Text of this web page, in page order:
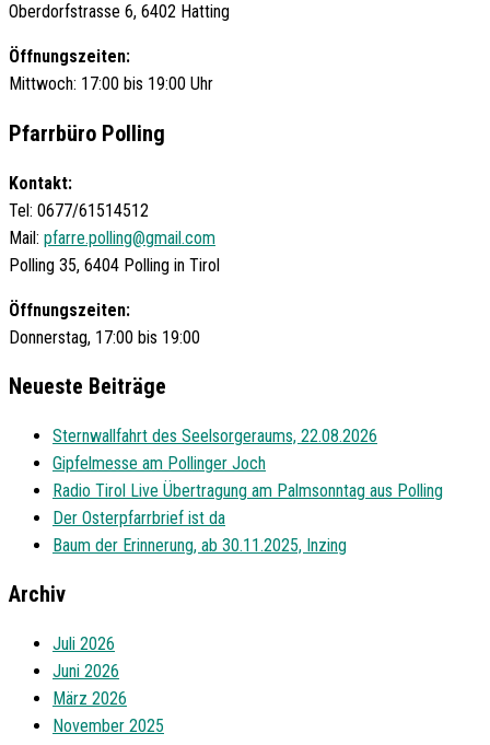
Oberdorfstrasse 6, 6402 Hatting
Öffnungszeiten:
Mittwoch: 17:00 bis 19:00 Uhr
Pfarrbüro Polling
Kontakt:
Tel: 0677/61514512
Mail: pfarre.polling@gmail.com
Polling 35, 6404 Polling in Tirol
Öffnungszeiten:
Donnerstag, 17:00 bis 19:00
Neueste Beiträge
Sternwallfahrt des Seelsorgeraums, 22.08.2026
Gipfelmesse am Pollinger Joch
Radio Tirol Live Übertragung am Palmsonntag aus Polling
Der Osterpfarrbrief ist da
Baum der Erinnerung, ab 30.11.2025, Inzing
Archiv
Juli 2026
Juni 2026
März 2026
November 2025